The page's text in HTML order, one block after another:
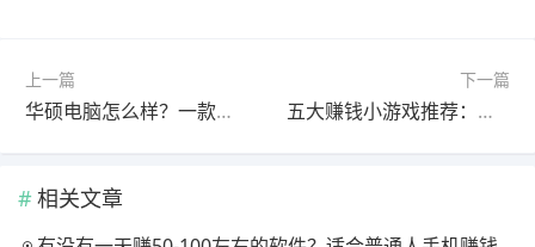
上一篇
华硕电脑怎么样？一款被“严重低估” 的笔记本，标配32G+1TB超大内存！
下一篇
五大赚钱小游戏推荐：一天收入20-60元的小游戏分享给大家！
相关文章